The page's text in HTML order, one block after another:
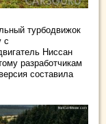
турбодвижок
с
Ниссан
разработчикам
составила